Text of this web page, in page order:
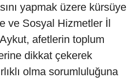
yapmak üzere kürsüye
ve Sosyal Hizmetler İl
afetlerin toplum
dikkat çekerek
olma sorumluluğuna